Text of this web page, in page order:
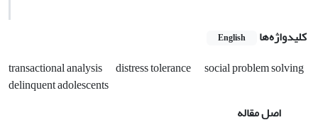
کلیدواژه‌ها English
transactional analysis distress tolerance
social problem solving
delinquent adolescents
اصل مقاله